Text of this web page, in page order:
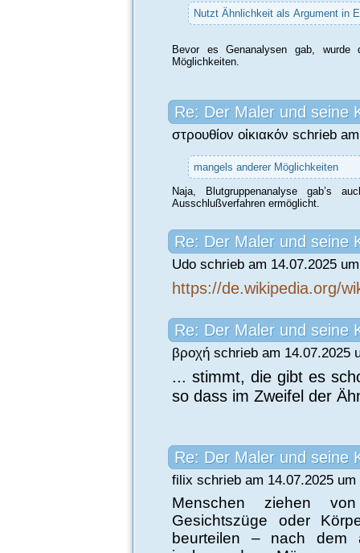
Nutzt Ähnlichkeit als Argument in
Bevor es Genanalysen gab,
Möglichkeiten.
Re: Der Maler und seine
στρουθίον οἰκιακόν schrieb
mangels anderer Möglichkeiten
Naja, Blutgruppenanalyse gab’s
Ausschlußverfahren ermöglicht.
Re: Der Maler und seine
Udo schrieb am 14.07.2025
https://de.wikipedia.org/
Re: Der Maler und seine
βροχή schrieb am 14.07.2025
... stimmt, die gibt es
so dass im Zweifel der
Re: Der Maler und seine
filix schrieb am 14.07.2025
Menschen ziehen
Gesichtszüge oder
beurteilen – nach dem